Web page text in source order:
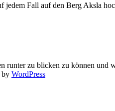
jedem Fall auf den Berg Aksla
runter zu blicken zu können
by WordPress